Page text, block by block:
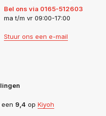
Bel ons via 0165-512603
ma t/m vr 09:00-17:00
Stuur ons een e-mail
9,4 op Kiyoh